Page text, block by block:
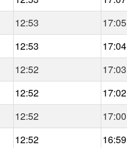
12:53 17:05
12:53 17:04
12:52 17:03
12:52 17:02
12:52 17:00
12:52 16:59